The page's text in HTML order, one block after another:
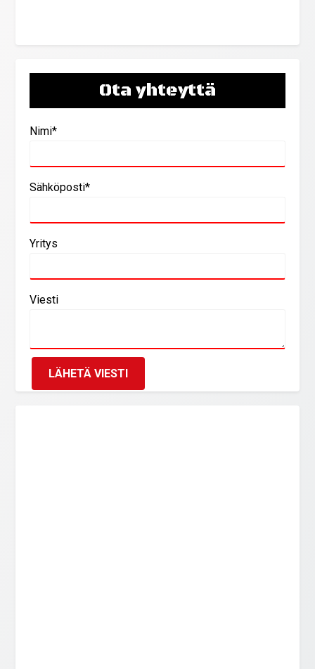
Ota yhteyttä
Nimi*
Sähköposti*
Yritys
Viesti